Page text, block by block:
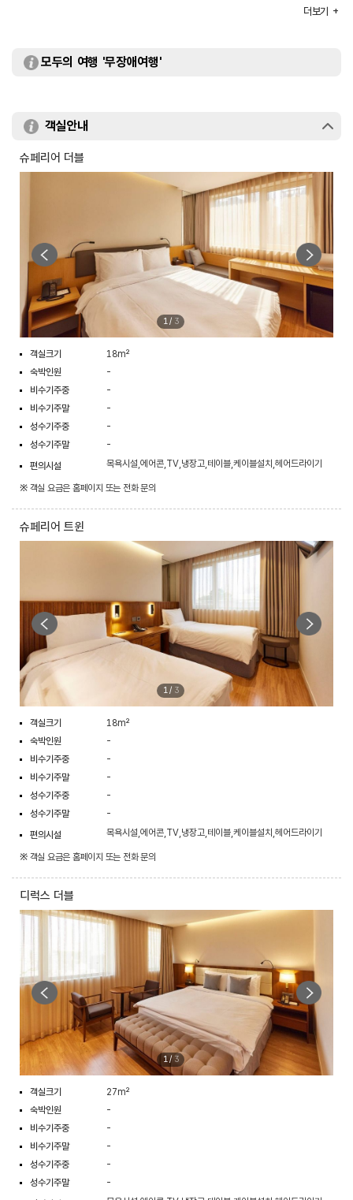
슈페리어 더블 / 슈페리어 트윈 / 디럭스 더블 / 디럭스 트윈 /
더보기
모두의 여행 '무장애여행'
객실안내
슈페리어 더블
1/ 3
객실크기
18m²
숙박인원
-
비수기주중
-
비수기주말
-
성수기주중
-
성수기주말
-
편의시설
목욕시설,에어콘,TV,냉장고,테이블,케이블설치,헤어드라이기
※ 객실 요금은 홈페이지 또는 전화 문의
슈페리어 트윈
1/ 3
객실크기
18m²
숙박인원
-
비수기주중
-
비수기주말
-
성수기주중
-
성수기주말
-
편의시설
목욕시설,에어콘,TV,냉장고,테이블,케이블설치,헤어드라이기
※ 객실 요금은 홈페이지 또는 전화 문의
디럭스 더블
1/ 3
객실크기
27m²
숙박인원
-
비수기주중
-
비수기주말
-
성수기주중
-
성수기주말
-